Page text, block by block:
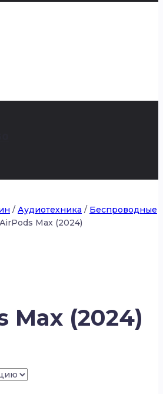
/ Аудиотехника / Беспроводные
AirPods Max (2024)
Max (2024)